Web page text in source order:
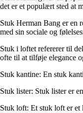
det er et populært sted at
Stuk Herman Bang er en
med sin sociale og
Stuk i loftet refererer til
ofte til at tilføje elegance
Stuk kantine: En stuk
Stuk lister: Stuk lister er
Stuk loft: Et stuk loft er et